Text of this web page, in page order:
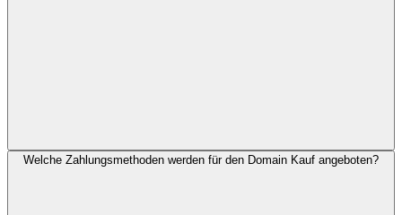
Welche Zahlungsmethoden werden für den Domain Kauf angeboten?